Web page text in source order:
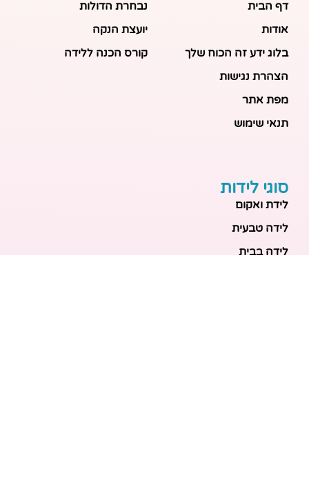
דף הבית
אודות
בלוג ידע זה הכוח שלך
הצהרת נגישות
מפת אתר
תנאי שימוש
נבחרת הדולות
יועצת הנקה
קורס הכנה ללידה
סוגי לידות
לידת ואקום
לידה טבעית
לידה בבית